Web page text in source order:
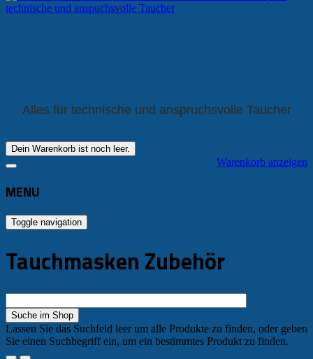
Alles für technische und anspruchsvolle Taucher
Dein Warenkorb ist noch leer.
Warenkorb anzeigen
MENU
Toggle navigation
Tauchmasken Zubehör
Lassen Sie das Suchfeld leer um alle Produkte zu finden, oder geben
Sie einen Suchbegriff ein, um ein bestimmtes Produkt zu finden.